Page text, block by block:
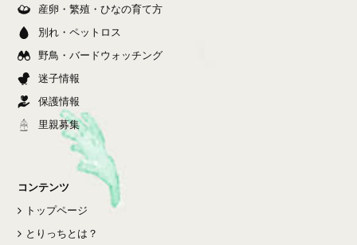
産卵・繁殖・ひなの育て方
別れ・ペットロス
野鳥・バードウォッチング
迷子情報
保護情報
里親募集
コンテンツ
トップページ
とりっちとは？